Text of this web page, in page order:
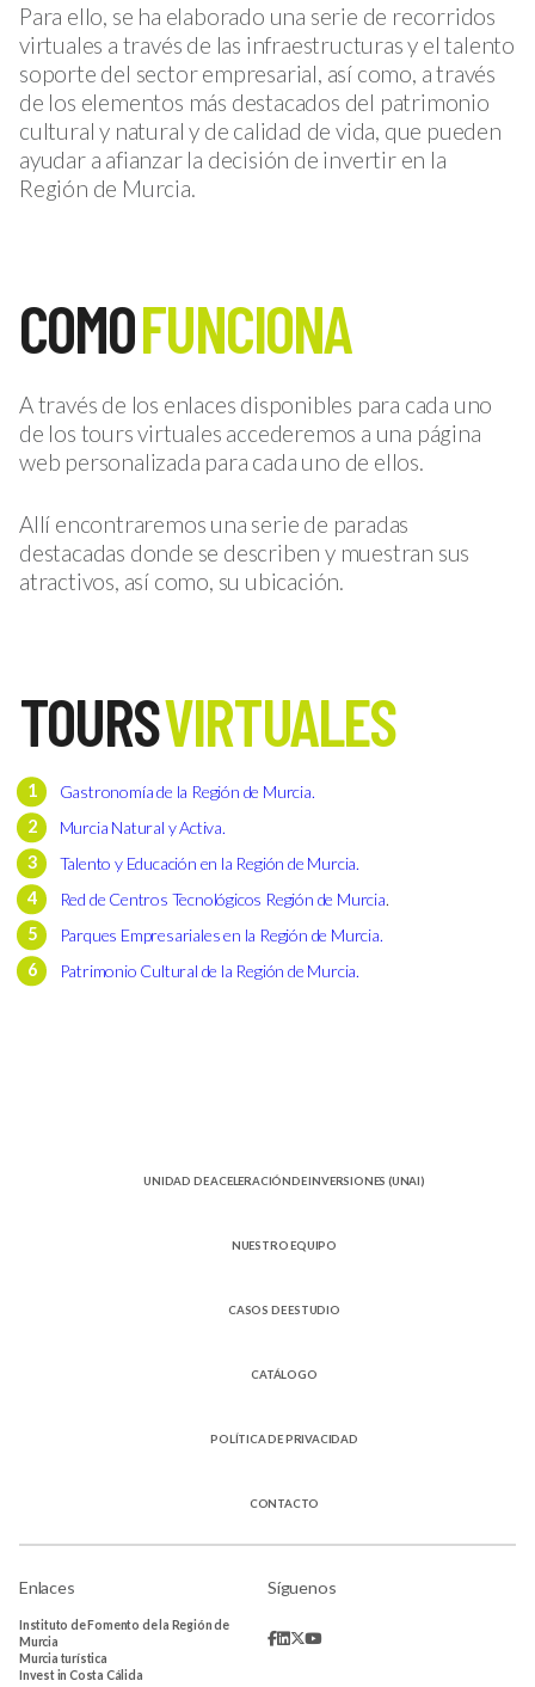
Para ello, se ha elaborado una serie de recorridos
virtuales a través de las infraestructuras y el talento
soporte del sector empresarial, así como, a través
de los elementos más destacados del patrimonio
cultural y natural y de calidad de vida, que pueden
ayudar a afianzar la decisión de invertir en la
Región de Murcia.
COMOFUNCIONA
A través de los enlaces disponibles para cada uno
de los tours virtuales accederemos a una página
web personalizada para cada uno de ellos.
Allí encontraremos una serie de paradas
destacadas donde se describen y muestran sus
atractivos, así como, su ubicación.
TOURSVIRTUALES
Gastronomía de la Región de Murcia.
Murcia Natural y Activa.
Talento y Educación en la Región de Murcia.
Red de Centros Tecnológicos Región de Murcia.
Parques Empresariales en la Región de Murcia.
Patrimonio Cultural de la Región de Murcia.
UNIDAD DE ACELERACIÓNDE INVERSIONES (UNAI)
NUESTRO EQUIPO
CASOS DE ESTUDIO
CATÁLOGO
POLÍTICA DE PRIVACIDAD
CONTACTO
Enlaces
Instituto de Fomento de la Región de
Murcia
Murcia turística
Invest in Costa Cálida
Síguenos